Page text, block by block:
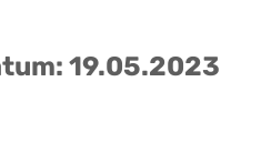
19.05.2023